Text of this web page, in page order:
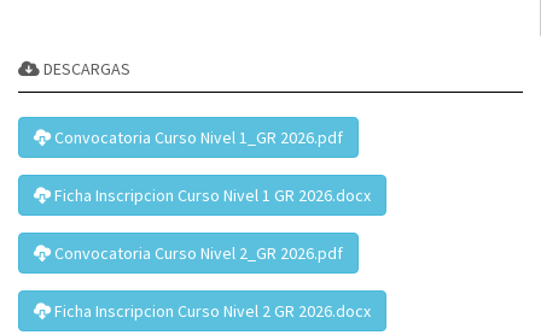
DESCARGAS
Convocatoria Curso Nivel 1_GR 2026.pdf
Ficha Inscripcion Curso Nivel 1 GR 2026.docx
Convocatoria Curso Nivel 2_GR 2026.pdf
Ficha Inscripcion Curso Nivel 2 GR 2026.docx